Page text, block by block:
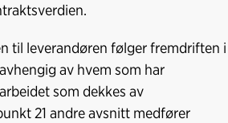
til leverandøren følger fremdriften i
av hvem som har
som dekkes av
21 andre avsnitt medfører